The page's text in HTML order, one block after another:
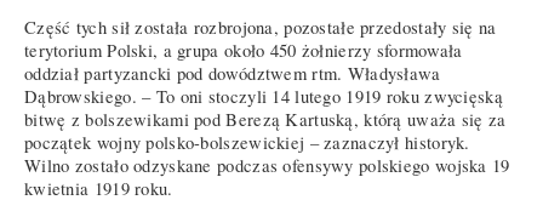
Część tych sił została rozbrojona, pozostałe przedostały się na
terytorium Polski, a grupa około 450 żołnierzy sformowała
oddział partyzancki pod dowództwem rtm. Władysława
Dąbrowskiego. – To oni stoczyli 14 lutego 1919 roku zwycięską
bitwę z bolszewikami pod Berezą Kartuską, którą uważa się za
początek wojny polsko-bolszewickiej – zaznaczył historyk.
Wilno zostało odzyskane podczas ofensywy polskiego wojska 19
kwietnia 1919 roku.